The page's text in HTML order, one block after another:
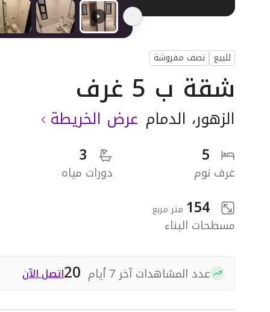
للبيع نصف مفروشة
شقة ب 5 غرف
الزهور، الدمام عرض الخريطة
5
غرف نوم
3
دورات مياه
154 متر مربع
مسطحات البناء
عدد المشاهدات آخر 7 أيام 20اتصل الآن